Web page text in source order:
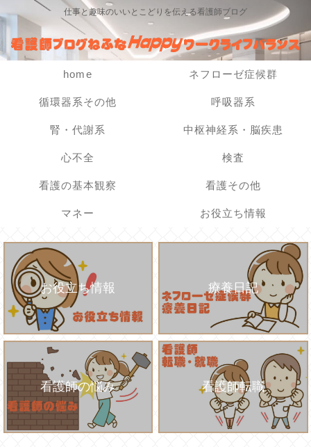
仕事と趣味のいいとこどりを伝える看護師ブログ
home ネフローゼ症候群
循環器系その他 呼吸器系
腎・代謝系 中枢神経系・脳疾患
心不全 検査
看護の基本観察 看護その他
マネー お役立ち情報
お役立ち情報 療養日記
看護師の悩み 看護師転職